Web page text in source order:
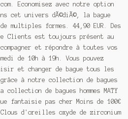
Economisez avec notre option
cet univers dÃ©diÃ©, la bague
multiples formes. 44,90 EUR. Des
Clients est toujours présent au
et répondre à toutes vos
de 10h à 19h. Vous pouvez
et changer de bague tous les
à notre collection de bagues
de bagues hommes MATY
fantaisie pas cher Moins de 100€
d'oreilles oxyde de zirconium